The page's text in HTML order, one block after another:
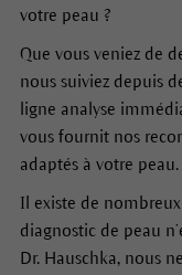
votre peau ?
Que vous veniez de
nous suiviez depuis
ligne analyse
vous fournit nos
adaptés à votre peau.
Il existe de
diagnostic de peau
Dr. Hauschka, nous